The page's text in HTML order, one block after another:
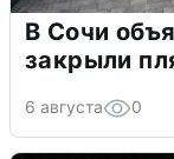
В Сочи
закрыли
6 августа 0